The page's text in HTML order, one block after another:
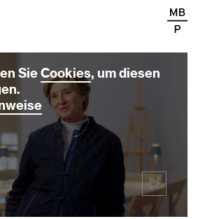
Sie Cookies, um diesen